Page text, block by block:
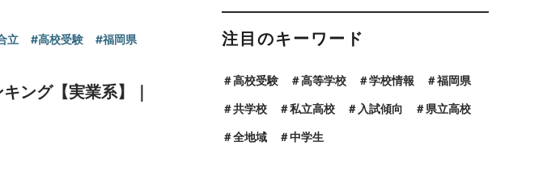
立 #高校受験
#福岡県
ング【実業系】｜
注目のキーワード
高校受験 高等学校 学校情報 福岡県
共学校 私立高校 入試傾向 県立高校
全地域 中学生